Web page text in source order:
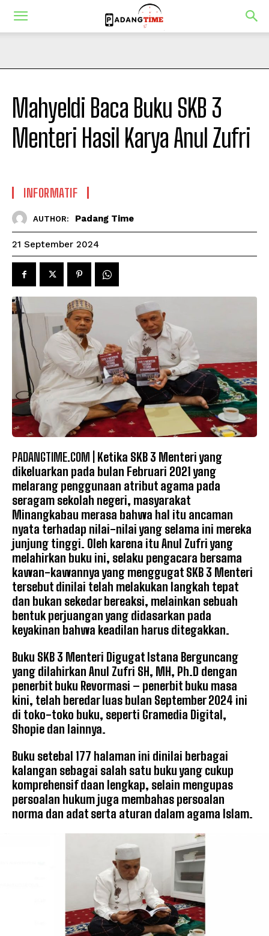
Mahyeldi Baca Buku SKB 3
Menteri Hasil Karya Anul Zufri
INFORMATIF
AUTHOR: Padang Time
21 September 2024
PADANGTIME.COM | Ketika SKB 3 Menteri yang
dikeluarkan pada bulan Februari 2021 yang
melarang penggunaan atribut agama pada
seragam sekolah negeri, masyarakat
Minangkabau merasa bahwa hal itu ancaman
nyata terhadap nilai-nilai yang selama ini mereka
junjung tinggi. Oleh karena itu Anul Zufri yang
melahirkan buku ini, selaku pengacara bersama
kawan-kawannya yang menggugat SKB 3 Menteri
tersebut dinilai telah melakukan langkah tepat
dan bukan sekedar bereaksi, melainkan sebuah
bentuk perjuangan yang didasarkan pada
keyakinan bahwa keadilan harus ditegakkan.
Buku SKB 3 Menteri Digugat Istana Berguncang
yang dilahirkan Anul Zufri SH, MH, Ph.D dengan
penerbit buku Revormasi – penerbit buku masa
kini, telah beredar luas bulan September 2024 ini
di toko-toko buku, seperti Gramedia Digital,
Shopie dan lainnya.
Buku setebal 177 halaman ini dinilai berbagai
kalangan sebagai salah satu buku yang cukup
komprehensif daan lengkap, selain mengupas
persoalan hukum juga membahas persoalan
norma dan adat serta aturan dalam agama Islam.